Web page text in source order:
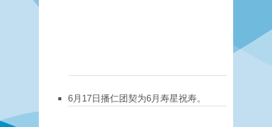
6月17日播仁团契为6月寿星祝寿。